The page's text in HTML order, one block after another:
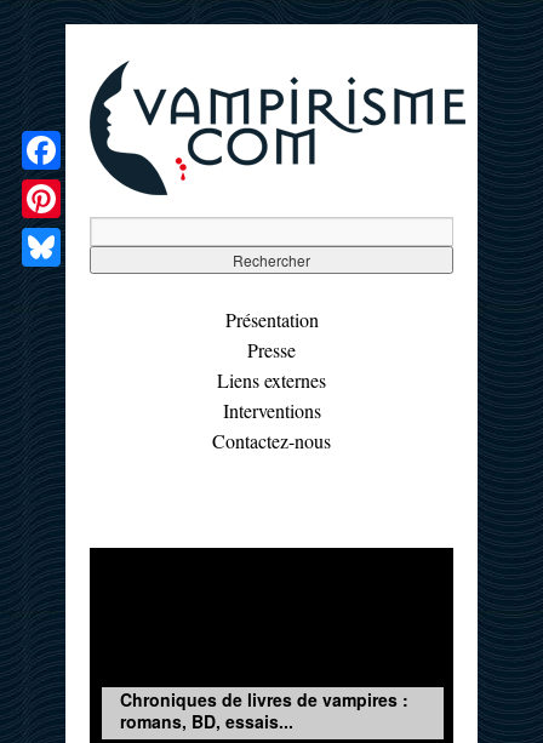
Présentation
Presse
Liens externes
Interventions
Contactez-nous
Chroniques de livres de vampires :
romans, BD, essais...
Facebook
Pinterest
Bluesky